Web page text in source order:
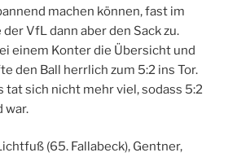
machen können, fast im
VfL dann aber den Sack zu.
einem Konter die Übersicht und
den Ball herrlich zum 5:2 ins Tor.
tat sich nicht mehr viel, sodass 5:2
war.
(65. Fallabeck), Gentner,